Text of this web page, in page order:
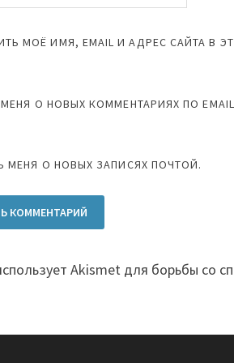
МОЁ ИМЯ, EMAIL И АДРЕС САЙТА В
О НОВЫХ КОММЕНТАРИЯХ ПО
МЕНЯ О НОВЫХ ЗАПИСЯХ ПОЧТОЙ.
Akismet для борьбы со